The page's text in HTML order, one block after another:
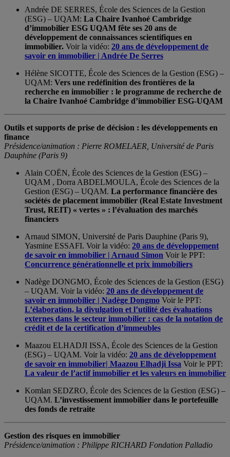
Andrée DE SERRES, École des Sciences de la Gestion
(ESG) – UQAM: La Chaire Ivanhoé Cambridge
d’immobilier ESG UQAM fête ses 20 ans de
développement de connaissances scientifiques en
immobilier. Voir la vidéo: 20 ans de développement de
savoir en immobilier | Andrée De Serres
Hélène SICOTTE, École des Sciences de la Gestion (ESG) –
UQAM: Vers une redéfinition des frontières de la
recherche en immobilier : le programme de recherche de
la Chaire Ivanhoé Cambridge d’immobilier ESG-UQAM
Outils et supports de prise de décision : les développements en
finance
Présidence/animation : Pierre ROMELAER, Université de Paris
Dauphine (Paris 9)
Alain COËN, École des Sciences de la Gestion (ESG) –
UQAM , Dorra ABDELMOULA, École des Sciences de la
Gestion (ESG) – UQAM. La performance financière des
sociétés de placement immobilier (Real Estate Investment
Trust, REIT) « vertes » : l’évaluation des marchés
financiers
Arnaud SIMON, Université de Paris Dauphine (Paris 9),
Yasmine ESSAFI. Voir la vidéo: 20 ans de développement
de savoir en immobilier | Arnaud Simon Voir le PPT:
Concurrence générationnelle et prix immobiliers
Nadège DONGMO, École des Sciences de la Gestion (ESG)
– UQAM. Voir la vidéo: 20 ans de développement de
savoir en immobilier | Nadège Dongmo Voir le PPT:
L’élaboration, la divulgation et l’utilité des évaluations
externes dans le secteur immobilier : cas de la notation de
crédit et de la certification d’immeubles
Maazou ELHADJI ISSA, École des Sciences de la Gestion
(ESG) – UQAM. Voir la vidéo: 20 ans de développement
de savoir en immobilier| Maazou Elhadji Issa Voir le PPT:
La valeur de l’actif immobilier et les valeurs en immobilier
Komlan SEDZRO, École des Sciences de la Gestion (ESG) –
UQAM. L’investissement immobilier dans le portefeuille
des fonds de retraite
Gestion des risques en immobilier
Présidence/animation : Philippe RICHARD Fondation Palladio